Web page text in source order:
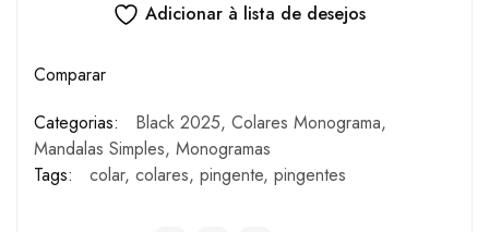
Adicionar à lista de desejos
Comparar
Categorias:
Black 2025, Colares Monograma,
Mandalas Simples, Monogramas
Tags:
colar, colares, pingente, pingentes